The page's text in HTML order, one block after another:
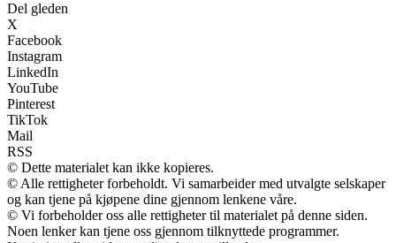
Del gleden
X
Facebook
Instagram
LinkedIn
YouTube
Pinterest
TikTok
Mail
RSS
© Dette materialet kan ikke kopieres.
© Alle rettigheter forbeholdt. Vi samarbeider med utvalgte selskaper
og kan tjene på kjøpene dine gjennom lenkene våre.
© Vi forbeholder oss alle rettigheter til materialet på denne siden.
Noen lenker kan tjene oss gjennom tilknyttede programmer.